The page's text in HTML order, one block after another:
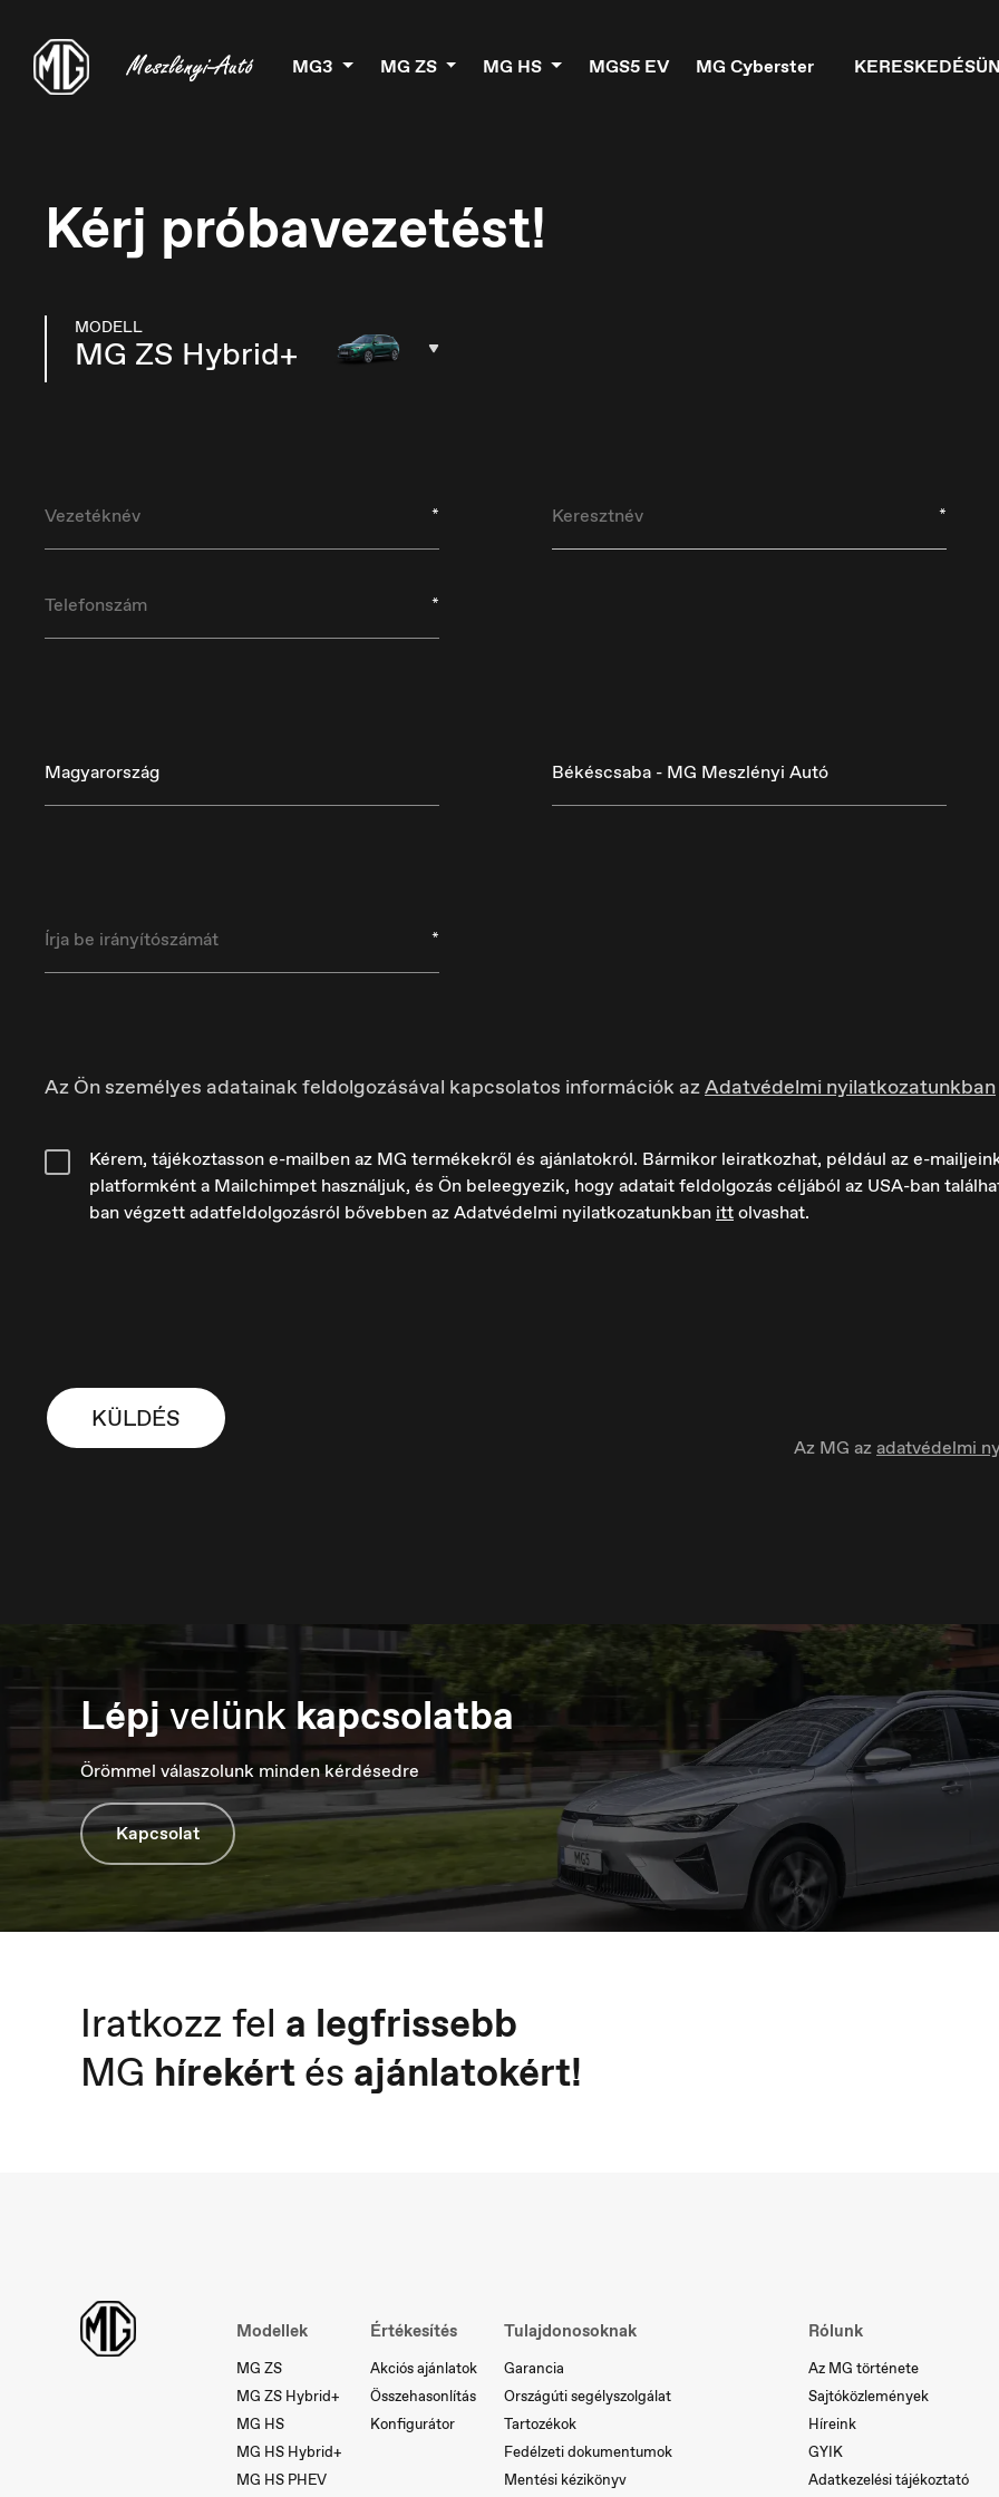
MG3 MG ZS MG HS MGS5 EV MG Cyberster
Luxembourg
Français
Macedonia Nederland
Nederlands
Kérj próbavezetést!
MODELL
MG ZS Hybrid+
* *
*
Magyarország Békéscsaba - MG Meszlényi Autó
*
Az Ön személyes adatainak feldolgozásával kapcsolatos információk azAdatvédelmi nyilatkozatunkban
Kérem, tájékoztasson e-mailben az MG termékekről és ajánlatokról. Bármikor leiratkozhat, például az e-
platformként a Mailchimpet használjuk, és Ön beleegyezik, hogy adatait feldolgozás céljából az USA-ban
ban végzett adatfeldolgozásról bővebben az Adatvédelmi nyilatkozatunkban ittolvashat.
KÜLDÉS
Az MG azadatvédelmi
Lépjvelünk kapcsolatba
Örömmel válaszolunk minden kérdésedre
Kapcsolat
Iratkozz fel a legfrissebb
MG hírekértés ajánlatokért!
Modellek
MG ZS
MG ZS Hybrid+
MG HS
MG HS Hybrid+
MG HS PHEV
Értékesítés
Akciós ajánlatok
Összehasonlítás
Konfigurátor
Tulajdonosoknak
Garancia
Országúti segélyszolgálat
Tartozékok
Fedélzeti dokumentumok
Mentési kézikönyv
Rólunk
Az MG története
Sajtóközlemények
Híreink
GYIK
Adatkezelési tájékoztató